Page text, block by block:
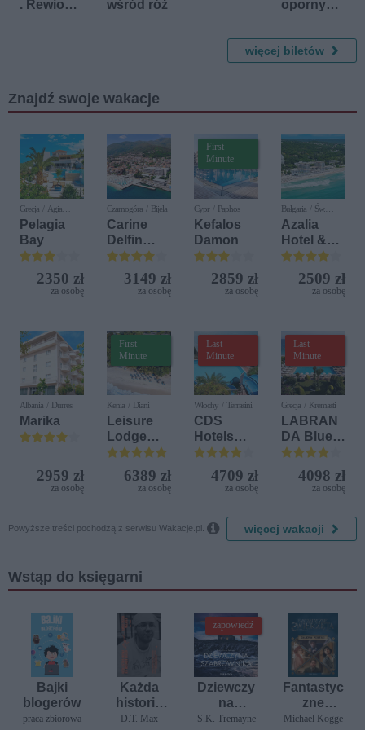
. Rewiowy
wśród róż
opornych
TeTaTeT
więcej biletów
Znajdź swoje wakacje
Grecja / Agia
Pelagia
Pelagia
Bay
2350 zł
za osobę
Czarnogóra / Bijela
Carine
Delfin
Bijela (ex.
Iberostar
Bijela
3149 zł
za osobę
First
Minute
Cypr / Paphos
Kefalos
Damon
2859 zł
za osobę
Bułgaria / Św.
Konstantyn i Elena
Azalia
Hotel &
Spa
2509 zł
za osobę
Albania / Durres
Marika
2959 zł
za osobę
First
Minute
Kenia / Diani
Leisure
Lodge
Beach &
Golf
Resort by
Diamonds
6389 zł
za osobę
Last
Minute
Włochy / Terrasini
CDS
Hotels
Terrasini
(ex. Citta
del Mare)
4709 zł
za osobę
Last
Minute
Grecja / Kremasti
LABRAN
DA Blue
Bay
Resort
4098 zł
za osobę
Powyższe treści pochodzą z serwisu Wakacje.pl.  więcej wakacji
Wstąp do księgarni
Bajki
blogerów
praca zbiorowa
Każda
historia
miłosna
D.T. Max
zapowiedź
Dziewczy
na
szabrowni
S.K. Tremayne
Fantastyc
zne
zwierzęta.
Michael Kogge